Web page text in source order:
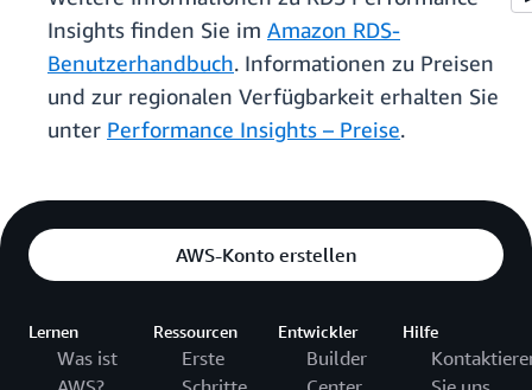
Insights finden Sie im Amazon RDS-
Benutzerhandbuch. Informationen zu Preisen
und zur regionalen Verfügbarkeit erhalten Sie
unter Performance Insights – Preise.
AWS-Konto erstellen
Lernen
Was ist
Ressourcen
Erste
Entwickler
Builder
Hilfe